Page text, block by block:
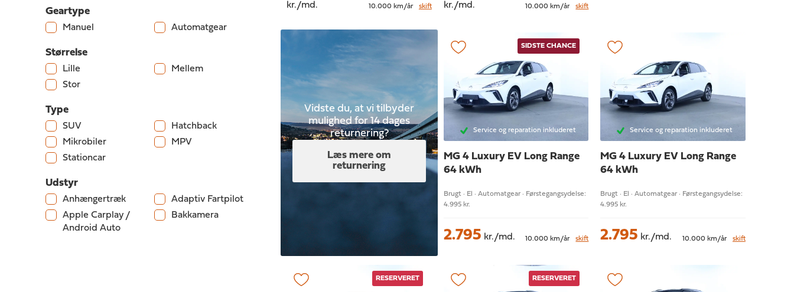
Geartype
Manuel Automatgear
Størrelse
Lille
Mellem
Stor
Type
SUV
Hatchback
Mikrobiler
MPV
Stationcar
Udstyr
Anhængertræk
Adaptiv Fartpilot
Apple Carplay /
Android Auto
Bakkamera
kr./md. 10.000 km/år skift kr./md. 10.000 km/år skift
Vidste du, at vi tilbyder
mulighed for 14 dages
returnering?
Læs mere om
returnering
SIDSTE CHANCE
Service og reparation inkluderet
MG 4 Luxury EV Long Range
64 kWh
Brugt · El · Automatgear · Førstegangsydelse:
4.995 kr.
2.795 kr./md. 10.000 km/år skift
Service og reparation inkluderet
MG 4 Luxury EV Long Range
64 kWh
Brugt · El · Automatgear · Førstegangsydelse:
4.995 kr.
2.795 kr./md. 10.000 km/år skift
RESERVERET RESERVERET